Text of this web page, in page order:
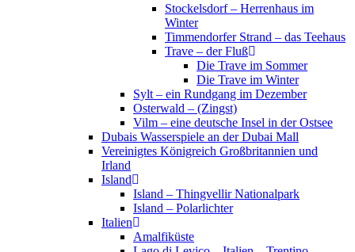
Stockelsdorf – Herrenhaus im
Winter
Timmendorfer Strand – das Teehaus
Trave – der Fluß
Die Trave im Sommer
Die Trave im Winter
Sylt – ein Rundgang im Dezember
Osterwald – (Zingst)
Vilm – eine deutsche Insel in der Ostsee
Dubais Wasserspiele an der Dubai Mall
Vereinigtes Königreich Großbritannien und
Irland
Island
Island – Thingvellir Nationalpark
Island – Polarlichter
Italien
Amalfiküste